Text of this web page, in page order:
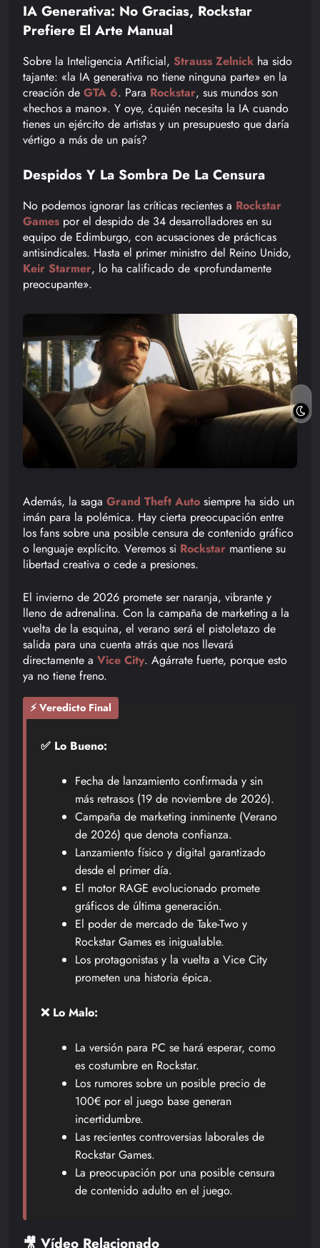
IA Generativa: No Gracias, Rockstar
Prefiere El Arte Manual
Sobre la Inteligencia Artificial, Strauss Zelnick ha sido
tajante: «la IA generativa no tiene ninguna parte» en la
creación de GTA 6. Para Rockstar, sus mundos son
«hechos a mano». Y oye, ¿quién necesita la IA cuando
tienes un ejército de artistas y un presupuesto que daría
vértigo a más de un país?
Despidos Y La Sombra De La Censura
No podemos ignorar las críticas recientes a Rockstar
Games por el despido de 34 desarrolladores en su
equipo de Edimburgo, con acusaciones de prácticas
antisindicales. Hasta el primer ministro del Reino Unido,
Keir Starmer, lo ha calificado de «profundamente
preocupante».
Además, la saga Grand Theft Auto siempre ha sido un
imán para la polémica. Hay cierta preocupación entre
los fans sobre una posible censura de contenido gráfico
o lenguaje explícito. Veremos si Rockstar mantiene su
libertad creativa o cede a presiones.
El invierno de 2026 promete ser naranja, vibrante y
lleno de adrenalina. Con la campaña de marketing a la
vuelta de la esquina, el verano será el pistoletazo de
salida para una cuenta atrás que nos llevará
directamente a Vice City. Agárrate fuerte, porque esto
ya no tiene freno.
⚡ Veredicto Final
✅ Lo Bueno:
Fecha de lanzamiento confirmada y sin
más retrasos (19 de noviembre de 2026).
Campaña de marketing inminente (Verano
de 2026) que denota confianza.
Lanzamiento físico y digital garantizado
desde el primer día.
El motor RAGE evolucionado promete
gráficos de última generación.
El poder de mercado de Take-Two y
Rockstar Games es inigualable.
Los protagonistas y la vuelta a Vice City
prometen una historia épica.
❌ Lo Malo:
La versión para PC se hará esperar, como
es costumbre en Rockstar.
Los rumores sobre un posible precio de
100€ por el juego base generan
incertidumbre.
Las recientes controversias laborales de
Rockstar Games.
La preocupación por una posible censura
de contenido adulto en el juego.
🎥 Vídeo Relacionado